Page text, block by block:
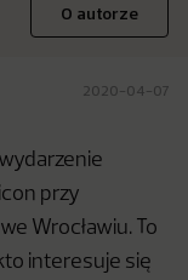
O autorze
2020-04-07
przy
Wrocławiu. To
interesuje się